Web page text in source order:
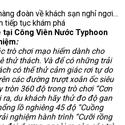
đoàn về khách sạn nghỉ ngơi…
tiếp tục khám phá
Công Viên Nước Typhoon
:
trò chơi mạo hiểm dành cho
thử thách. Và để có những trải
có thể thử cảm giác rơi tự do
các đường trượt xoắn ốc siêu
tròn 360 độ trong trò chơi “Cơn
ra, du khách hãy thử đo độ gan
lồ nghiêng 45 độ “Cuồng
nghiệm hành trình “Cưỡi rồng